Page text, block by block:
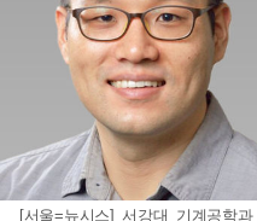
[서울=뉴시스] 서강대 기계공학